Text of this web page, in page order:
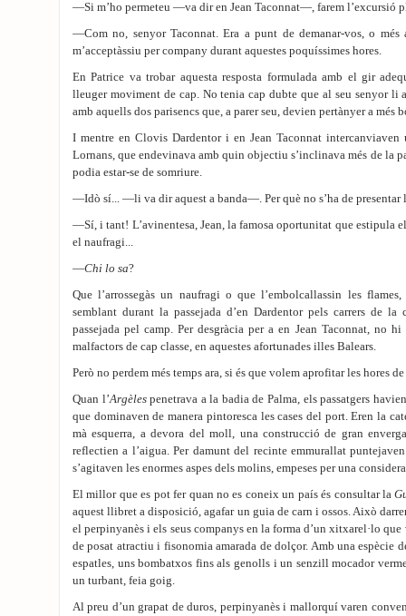
—Si m’ho permeteu —va dir en Jean Taconnat—, farem l’excursió
—Com no, senyor Taconnat. Era a punt de demanar-vos, o més
m’acceptàssiu per company durant aquestes poquíssimes hores.
En Patrice va trobar aquesta resposta formulada amb el gir
lleuger moviment de cap. No tenia cap dubte que al seu senyor li
amb aquells dos parisencs que, a parer seu, devien pertànyer a més
I mentre en Clovis Dardentor i en Jean Taconnat
Lornans, que endevinava amb quin objectiu s’inclinava més de la
podia estar-se de somriure.
—Idò sí... —li va dir aquest a banda—. Per què no s’ha de presentar
—Sí, i tant! L’avinentesa, Jean, la famosa oportunitat que estipula
el naufragi...
—Chi lo sa?
Que l’arrossegàs un naufragi o que l’embolcallassin les
semblant durant la passejada d’en Dardentor pels carrers de
passejada pel camp. Per desgràcia per a en Jean Taconnat, no
malfactors de cap classe, en aquestes afortunades illes Balears.
Però no perdem més temps ara, si és que volem aprofitar les hores de
Quan l’Argèlespenetrava a la badia de Palma, els passatgers
que dominaven de manera pintoresca les cases del port. Eren la
mà esquerra, a devora del moll, una construcció de gran
reflectien a l’aigua. Per damunt del recinte emmurallat puntejaven
s’agitaven les enormes aspes dels molins, empeses per una
El millor que es pot fer quan no es coneix un país és consultar la
aquest llibret a disposició, agafar un guia de carn i ossos. Això
el perpinyanès i els seus companys en la forma d’un xitxarel·lo
de posat atractiu i fisonomia amarada de dolçor. Amb una espècie
espatles, uns bombatxos fins als genolls i un senzill mocador
un turbant, feia goig.
Al preu d’un grapat de duros, perpinyanès i mallorquí varen